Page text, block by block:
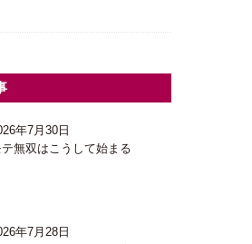
年7月30日
テ無双はこうして始まる
年7月28日